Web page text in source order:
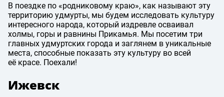
В поездке по «родниковому краю», как называют эту
территорию удмурты, мы будем исследовать культуру
интересного народа, который издревле осваивал
холмы, горы и равнины Прикамья. Мы посетим три
главных удмуртских города и заглянем в уникальные
места, способные показать эту культуру во всей
её красе. Поехали!
Ижевск